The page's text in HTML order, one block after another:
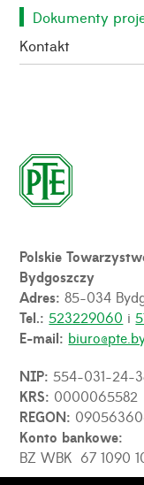
Dokumenty
Kontakt
Polskie
Bydgoszczy
Adres:85-034
Tel.:523229060 i
E-mail:
NIP:554-031-24-
KRS: 0000065582
REGON:
Konto bankowe:
BZ WBK 67 1090